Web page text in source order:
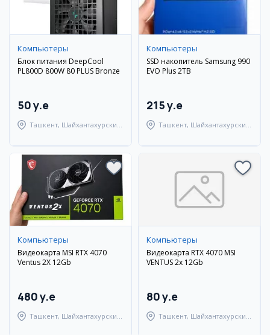
Компьютеры
Блок питания DeepCool
PL800D 800W 80 PLUS Bronze
50 y.e
Ташкент, Шайхантахурский
Компьютеры
SSD накопитель Samsung 990
EVO Plus 2TB
215 y.e
Ташкент, Шайхантахурский
Компьютеры
Видеокарта MSI RTX 4070
Ventus 2X 12Gb
480 y.e
Ташкент, Шайхантахурский
Компьютеры
Видеокарта RTX 4070 MSI
VENTUS 2x 12Gb
80 y.e
Ташкент, Шайхантахурский